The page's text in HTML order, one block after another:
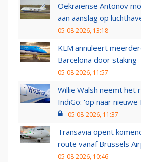
Oekraïense Antonov
aan aanslag op
05-08-2026, 13:18
KLM annuleert
Barcelona door staking
05-08-2026, 11:57
Willie Walsh neemt het
IndiGo: 'op naar
05-08-2026, 11:37
Transavia opent
route vanaf Brussels
05-08-2026, 10:46